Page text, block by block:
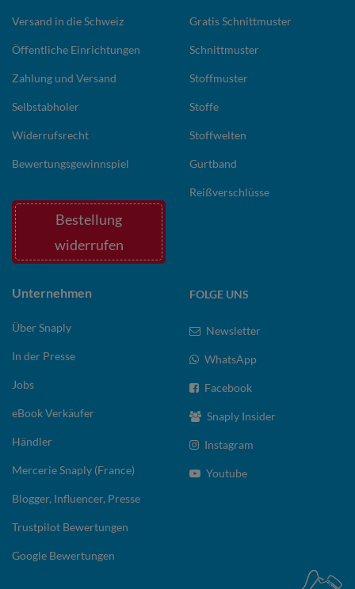
Versand in die Schweiz
Öffentliche Einrichtungen
Zahlung und Versand
Selbstabholer
Widerrufsrecht
Bewertungsgewinnspiel
Bestellung
widerrufen
Gratis Schnittmuster
Schnittmuster
Stoffmuster
Stoffe
Stoffwelten
Gurtband
Reißverschlüsse
Unternehmen
Über Snaply
In der Presse
Jobs
eBook Verkäufer
Händler
Mercerie Snaply (France)
Blogger, Influencer, Presse
Trustpilot Bewertungen
Google Bewertungen
FOLGE UNS
Newsletter
WhatsApp
Facebook
Snaply Insider
Instagram
Youtube